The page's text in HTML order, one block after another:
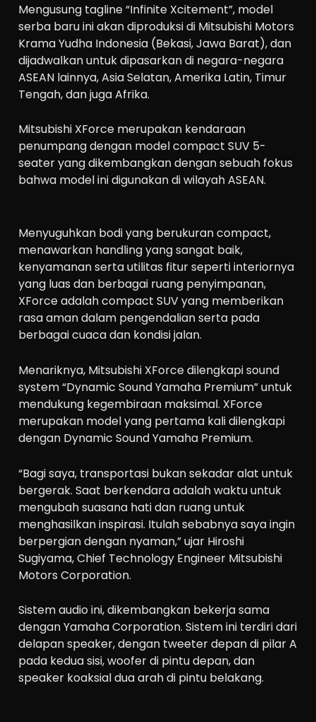
Mengusung tagline “Infinite Xcitement”, model
serba baru ini akan diproduksi di Mitsubishi Motors
Krama Yudha Indonesia (Bekasi, Jawa Barat), dan
dijadwalkan untuk dipasarkan di negara-negara
ASEAN lainnya, Asia Selatan, Amerika Latin, Timur
Tengah, dan juga Afrika.
Mitsubishi XForce merupakan kendaraan
penumpang dengan model compact SUV 5-
seater yang dikembangkan dengan sebuah fokus
bahwa model ini digunakan di wilayah ASEAN.
Menyuguhkan bodi yang berukuran compact,
menawarkan handling yang sangat baik,
kenyamanan serta utilitas fitur seperti interiornya
yang luas dan berbagai ruang penyimpanan,
XForce adalah compact SUV yang memberikan
rasa aman dalam pengendalian serta pada
berbagai cuaca dan kondisi jalan.
Menariknya, Mitsubishi XForce dilengkapi sound
system “Dynamic Sound Yamaha Premium” untuk
mendukung kegembiraan maksimal. XForce
merupakan model yang pertama kali dilengkapi
dengan Dynamic Sound Yamaha Premium.
“Bagi saya, transportasi bukan sekadar alat untuk
bergerak. Saat berkendara adalah waktu untuk
mengubah suasana hati dan ruang untuk
menghasilkan inspirasi. Itulah sebabnya saya ingin
berpergian dengan nyaman,” ujar Hiroshi
Sugiyama, Chief Technology Engineer Mitsubishi
Motors Corporation.
Sistem audio ini, dikembangkan bekerja sama
dengan Yamaha Corporation. Sistem ini terdiri dari
delapan speaker, dengan tweeter depan di pilar A
pada kedua sisi, woofer di pintu depan, dan
speaker koaksial dua arah di pintu belakang.